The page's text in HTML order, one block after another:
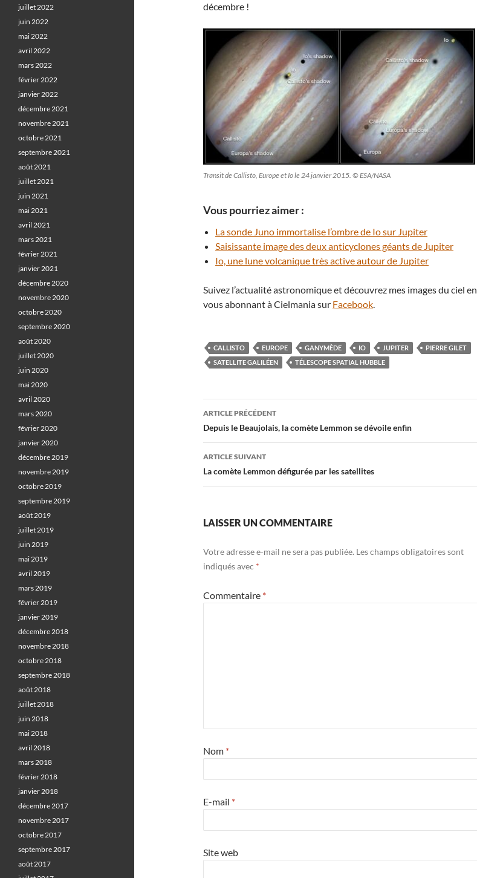
décembre !
Transit de Callisto, Europe et Io le 24 janvier 2015. © ESA/NASA
Vous pourriez aimer :
La sonde Juno immortalise l’ombre de Io sur Jupiter
Saisissante image des deux anticyclones géants de Jupiter
Io, une lune volcanique très active autour de Jupiter
Suivez l’actualité astronomique et découvrez mes images du ciel en
vous abonnant à Cielmania sur Facebook.
CALLISTO EUROPE GANYMÈDE IO JUPITER
PIERRE GILET
SATELLITE GALILÉEN
TÉLESCOPE SPATIAL HUBBLE
Navigation
des
articles
ARTICLE PRÉCÉDENT
Depuis le Beaujolais, la comète Lemmon se dévoile enfin
ARTICLE SUIVANT
La comète Lemmon défigurée par les satellites
LAISSER UN COMMENTAIRE
Votre adresse e-mail ne sera pas publiée. Les champs obligatoires sont
indiqués avec *
Commentaire *
Nom *
E-mail *
Site web
juillet 2022
juin 2022
mai 2022
avril 2022
mars 2022
février 2022
janvier 2022
décembre 2021
novembre 2021
octobre 2021
septembre 2021
août 2021
juillet 2021
juin 2021
mai 2021
avril 2021
mars 2021
février 2021
janvier 2021
décembre 2020
novembre 2020
octobre 2020
septembre 2020
août 2020
juillet 2020
juin 2020
mai 2020
avril 2020
mars 2020
février 2020
janvier 2020
décembre 2019
novembre 2019
octobre 2019
septembre 2019
août 2019
juillet 2019
juin 2019
mai 2019
avril 2019
mars 2019
février 2019
janvier 2019
décembre 2018
novembre 2018
octobre 2018
septembre 2018
août 2018
juillet 2018
juin 2018
mai 2018
avril 2018
mars 2018
février 2018
janvier 2018
décembre 2017
novembre 2017
octobre 2017
septembre 2017
août 2017